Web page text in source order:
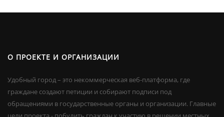
О ПРОЕКТЕ И ОРГАНИЗАЦИИ
Удобный город – это некоммерческая веб-платформа, где
граждане создают петиции и собирают подписи под
обращениями в государственные органы и организации. Главные